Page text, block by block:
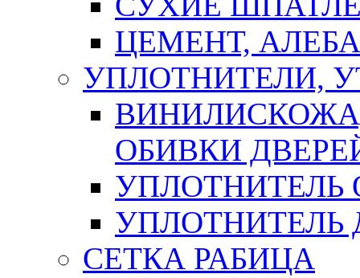
ЦЕМЕНТ,
УПЛОТНИТЕЛИ,
ОБИВКИ
УПЛОТНИТЕЛЬ
СЕТКА РАБИЦА